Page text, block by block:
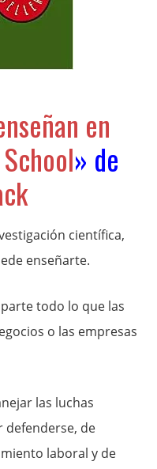
en
» de
científica,
enseñarte.
todo lo que las
o las empresas
las luchas
defenderse, de
laboral y de